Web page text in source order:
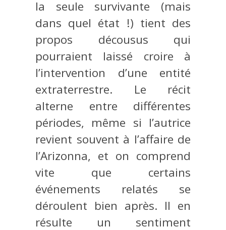
la seule survivante (mais
dans quel état !) tient des
propos décousus qui
pourraient laissé croire à
l’intervention d’une entité
extraterrestre. Le récit
alterne entre différentes
périodes, même si l’autrice
revient souvent à l’affaire de
l’Arizonna, et on comprend
vite que certains
événements relatés se
déroulent bien après. Il en
résulte un sentiment